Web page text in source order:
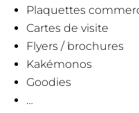
Plaquettes
Cartes de visite
Flyers / brochures
Kakémonos
Goodies
…